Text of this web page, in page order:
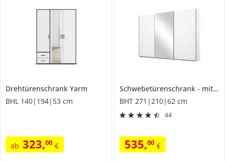
Drehtürenschrank Yarm
BHL 140|194|53 cm
ab 323,00 €
Schwebetürenschrank
mit großer Spiegeltür
BHT 271|210|62 cm
44
535,00 €